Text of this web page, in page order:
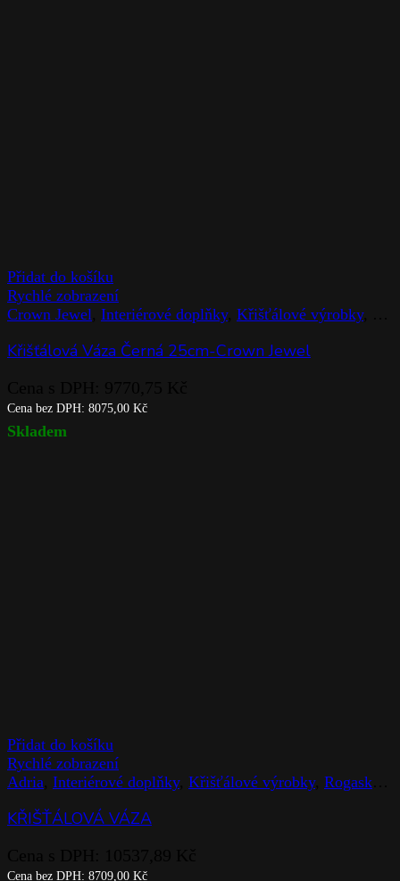
Přidat do košíku
Rychlé zobrazení
Crown Jewel Interiérové doplňky, Křišťálové výrobky,
Křišťálová Váza Černá 25cm-Crown Jewel
Cena bez DPH: 8075,00 Kč
Skladem
Přidat do košíku
Rychlé zobrazení
Adria Interiérové doplňky, Křišťálové výrobky, Rogaska
KŘIŠŤÁLOVÁ VÁZA
Cena bez DPH: 8709,00 Kč